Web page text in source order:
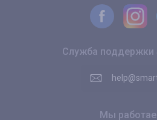
Служба поддержки
Мы